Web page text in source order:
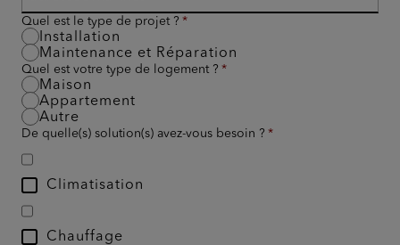
Quel est le type de projet ?
Installation
Maintenance et Réparation
Quel est votre type de logement ?
Maison
Appartement
Autre
De quelle(s) solution(s) avez-vous besoin ?
Climatisation
Chauffage